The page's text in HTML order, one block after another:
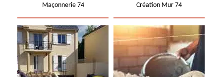
Maçonnerie 74 Création Mur 74